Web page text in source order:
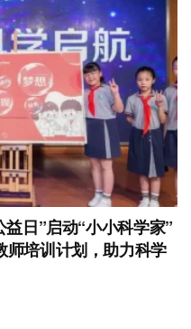
日”启动“小小科学家”
师培训计划，助力科学